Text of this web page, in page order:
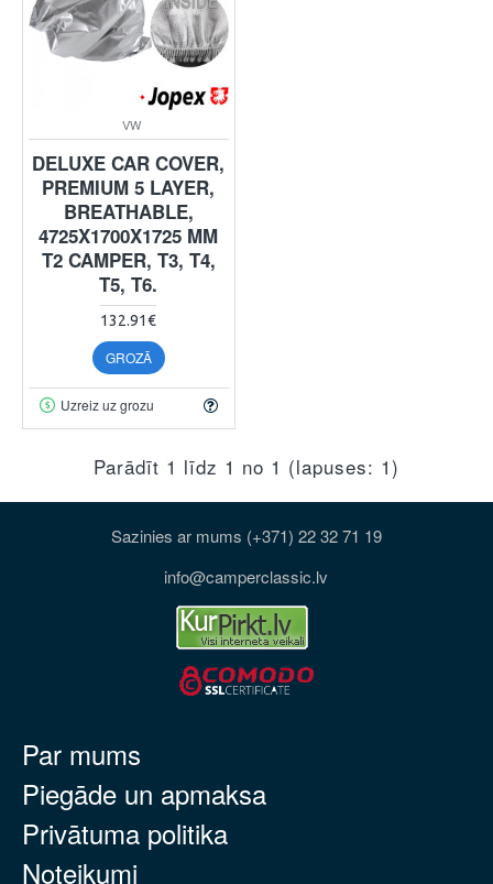
VW
DELUXE CAR COVER,
PREMIUM 5 LAYER,
BREATHABLE,
4725X1700X1725 MM
T2 CAMPER, T3, T4,
T5, T6.
132.91€
GROZĀ
Uzreiz uz grozu
Parādīt 1 līdz 1 no 1 (lapuses: 1)
Sazinies ar mums (+371) 22 32 71 19
info@camperclassic.lv
Par mums
Piegāde un apmaksa
Privātuma politika
Noteikumi